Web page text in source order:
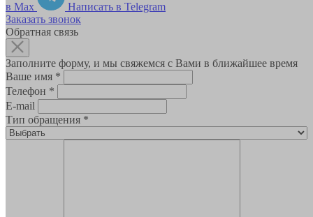
в Max
Написать в Telegram
Заказать звонок
Обратная связь
Заполните форму, и мы свяжемся с Вами в ближайшее время
Ваше имя *
Телефон *
E-mail
Тип обращения *